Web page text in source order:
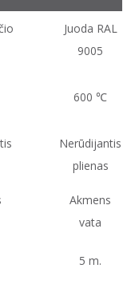
Juoda RAL
9005
600 ℃
Nerūdijantis
plienas
Akmens
vata
5 m.